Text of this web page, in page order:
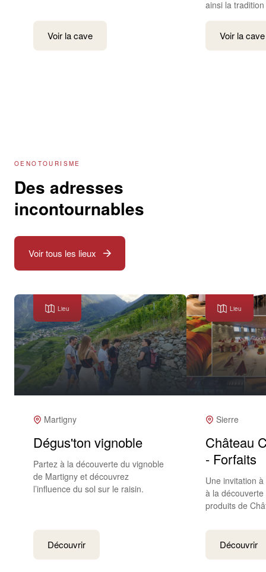
Voir la cave
ainsi la
Voir la cave
OENOTOURISME
Des adresses
incontournables
Voir tous les lieux
Lieu
Martigny
Dégus'ton vignoble
Partez à la découverte du vignoble
de Martigny et découvrez
l’influence du sol sur le raisin.
Découvrir
Lieu
Sierre
Château
- Forfaits
Une invitation
à la découverte
produits de
Découvrir